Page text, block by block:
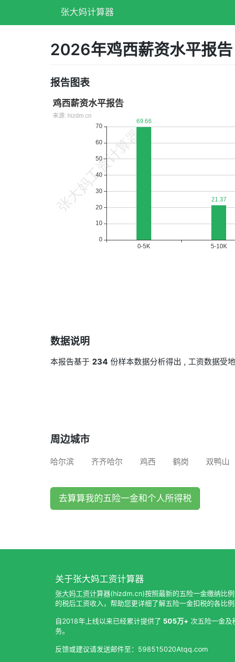
张大妈计算器
2026年鸡西薪资水平报告
报告图表
数据说明
本报告基于 234 份样本数据分析得出 , 工资数据受
周边城市
哈尔滨 齐齐哈尔 鸡西 鹤岗 双鸭山
去算算我的五险一金和个人所得税
关于张大妈工资计算器
张大妈工资计算器(hizdm.cn)按照最新的五险一金缴纳比
的税后工资收入，帮助您更详细了解五险一金扣税的各比例
自2018年上线以来已经累计提供了 505万+ 次五险一金及
务。
反馈或建议请发送邮件至：598515020Atqq.com